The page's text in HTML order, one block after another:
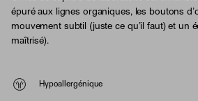
épuré aux lignes organiques, les boutons
mouvement subtil (juste ce qu’il faut) et un
maîtrisé).
Hypoallergénique